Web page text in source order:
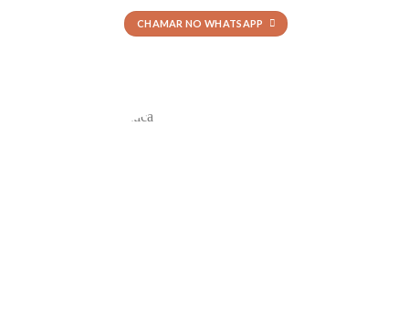
CHAMAR NO WHATSAPP